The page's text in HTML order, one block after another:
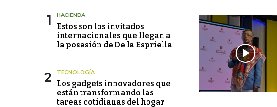
1 HACIENDA
Estos son los invitados
internacionales que llegan a
la posesión de De la Espriella
2 TECNOLOGÍA
Los gadgets innovadores que
están transformando las
tareas cotidianas del hogar